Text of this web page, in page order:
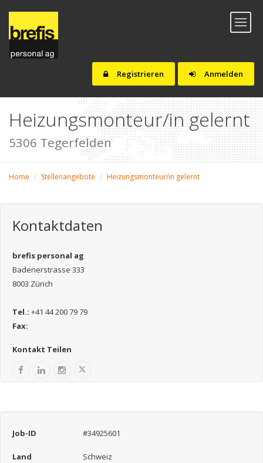
Anmelden
Registrieren
Toggle
Heizungsmonteur/in gelernt
5306 Tegerfelden
Home Stellenangebote Heizungsmonteur/in gelernt
Kontaktdaten
brefis personal ag
Badenerstrasse 333
8003 Zürich
Tel.: +41 44 200 79 79
Fax:
Kontakt Teilen
Job-ID #34925601
Land Schweiz